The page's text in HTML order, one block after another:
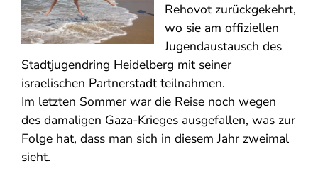
Rehovot zurückgekehrt,
wo sie am offiziellen
Jugendaustausch des
Stadtjugendring Heidelberg mit seiner
israelischen Partnerstadt teilnahmen.
Im letzten Sommer war die Reise noch wegen
des damaligen Gaza-Krieges ausgefallen, was zur
Folge hat, dass man sich in diesem Jahr zweimal
sieht.